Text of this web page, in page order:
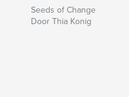
Seeds of Change
Door Thia Konig